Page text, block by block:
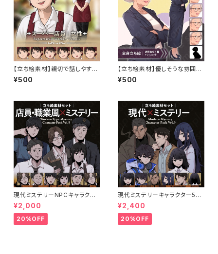
【立ち絵素材】親切で話しやすい
スーパー店員の女性キャラクタ
ー・ふくよかな体型・表情7種
¥500
【立ち絵素材】優しそうな雰囲気
のスーツを着た校長風白髪女性
モブキャライラスト・現代・教師・
¥500
現代ミステリーNPCキャラクタ
ー5体セット｜店員・運転手・情
報屋・TRPG向け立ち絵素材
¥2,000
20%OFF
現代ミステリーキャラクター5体
セットの立ち絵素材｜ペン画調・
ミステリー・事件系向け｜探偵・
刑事・エンジニアなど
¥2,400
20%OFF